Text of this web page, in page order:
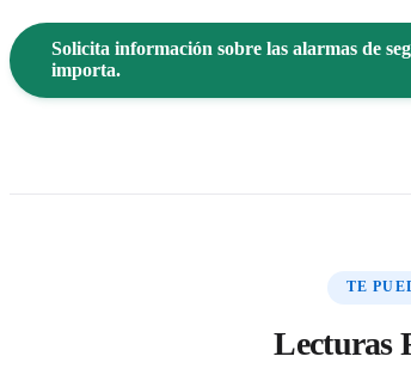
Solicita información sobre las alarmas de
importa.
TE
Lecturas